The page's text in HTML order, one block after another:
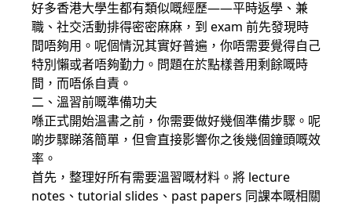
好多香港大學生都有類似嘅經歷——平時返學、兼
職、社交活動排得密密麻麻，到 exam 前先發現時
間唔夠用。呢個情況其實好普遍，你唔需要覺得自己
特別懶或者唔夠勤力。問題在於點樣善用剩餘嘅時
間，而唔係自責。
二、溫習前嘅準備功夫
喺正式開始溫書之前，你需要做好幾個準備步驟。呢
啲步驟睇落簡單，但會直接影響你之後幾個鐘頭嘅效
率。
首先，整理好所有需要溫習嘅材料。將 lecture
notes、tutorial slides、past papers 同課本嘅相關